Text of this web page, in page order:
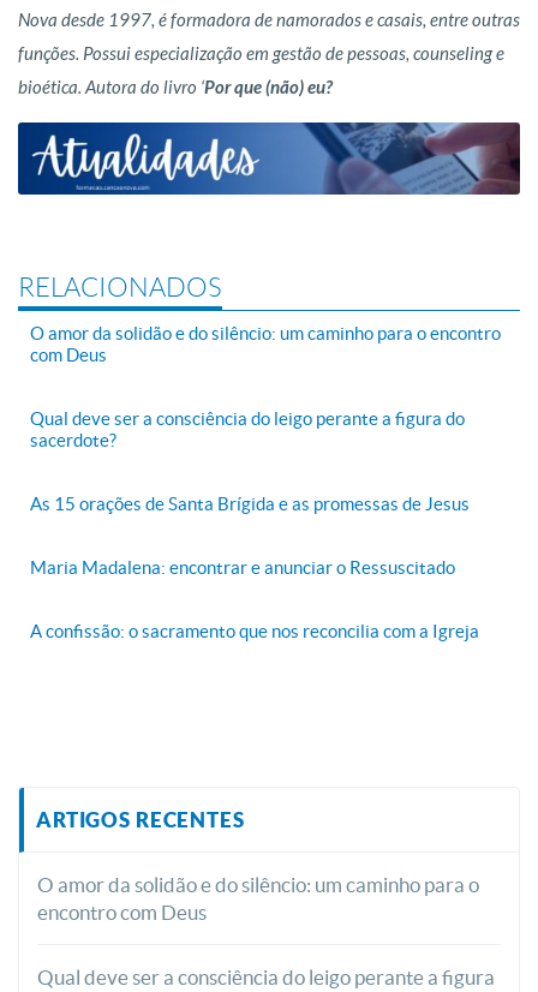
Nova desde 1997, é formadora de namorados e casais, entre outras
funções. Possui especialização em gestão de pessoas, counseling e
bioética. Autora do livro ‘Por que (não) eu?
RELACIONADOS
O amor da solidão e do silêncio: um caminho para o encontro
com Deus
Qual deve ser a consciência do leigo perante a figura do
sacerdote?
As 15 orações de Santa Brígida e as promessas de Jesus
Maria Madalena: encontrar e anunciar o Ressuscitado
A confissão: o sacramento que nos reconcilia com a Igreja
ARTIGOS RECENTES
O amor da solidão e do silêncio: um caminho para o
encontro com Deus
Qual deve ser a consciência do leigo perante a figura